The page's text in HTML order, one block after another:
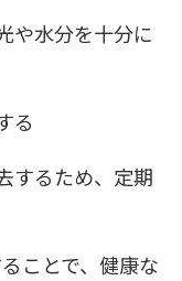
や水分を十分に
る
するため、定期
ことで、健康な